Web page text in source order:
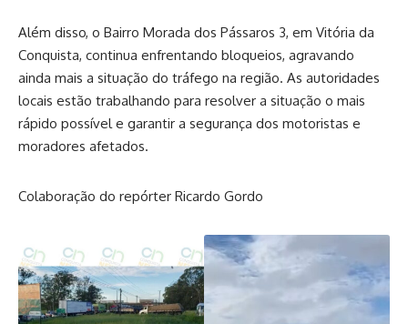
Além disso, o Bairro Morada dos Pássaros 3, em Vitória da
Conquista, continua enfrentando bloqueios, agravando
ainda mais a situação do tráfego na região. As autoridades
locais estão trabalhando para resolver a situação o mais
rápido possível e garantir a segurança dos motoristas e
moradores afetados.
Colaboração do repórter Ricardo Gordo